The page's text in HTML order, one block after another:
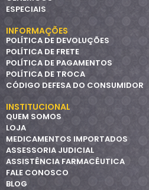
ESPECIAIS
INFORMAÇÕES
POLÍTICA DE DEVOLUÇÕES
POLÍTICA DE FRETE
POLÍTICA DE PAGAMENTOS
POLÍTICA DE TROCA
CÓDIGO DEFESA DO CONSUMIDOR
INSTITUCIONAL
QUEM SOMOS
LOJA
MEDICAMENTOS IMPORTADOS
ASSESSORIA JUDICIAL
ASSISTÊNCIA FARMACÊUTICA
FALE CONOSCO
BLOG